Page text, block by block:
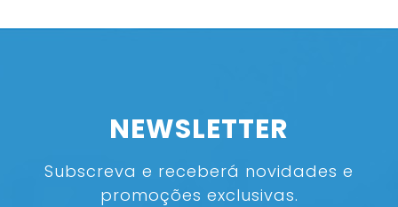
NEWSLETTER
Subscreva e receberá novidades e
promoções exclusivas.